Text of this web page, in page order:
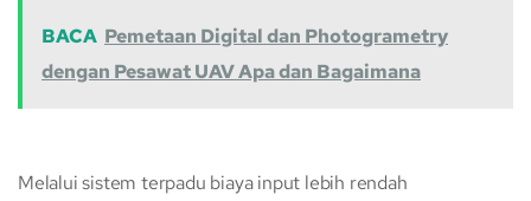
BACA Pemetaan Digital dan Photogrametry
dengan Pesawat UAV Apa dan Bagaimana
Melalui sistem terpadu biaya input lebih rendah